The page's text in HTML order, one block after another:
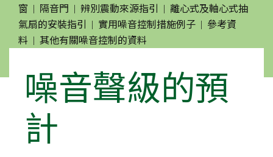
窗 | 隔音門 | 辨別震動來源指引 | 離心式及軸心式抽
氣扇的安裝指引 | 實用噪音控制措施例子 | 參考資
料 | 其他有關噪音控制的資料
噪音聲級的預
計